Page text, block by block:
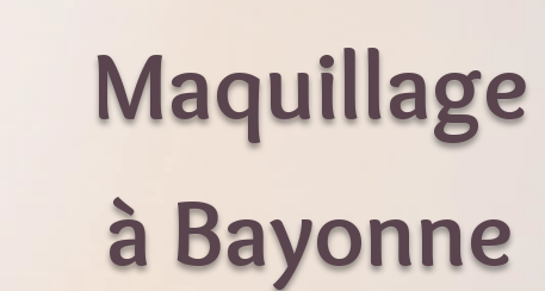
Maquillage
à Bayonne